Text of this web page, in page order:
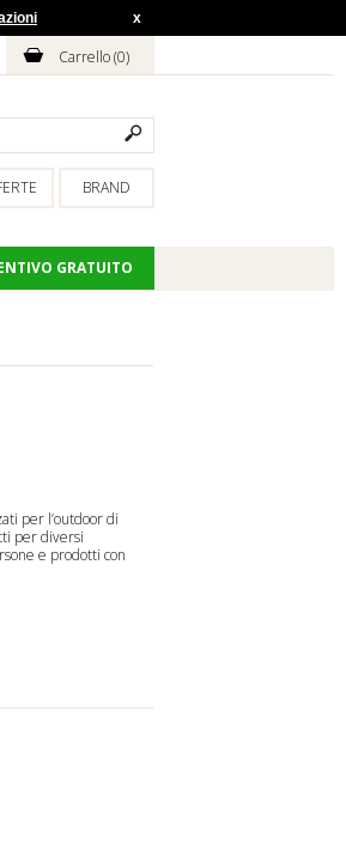
H Carrello (0)
BRAND
GRATUITO
per l’outdoor di
per diversi
e prodotti con
x